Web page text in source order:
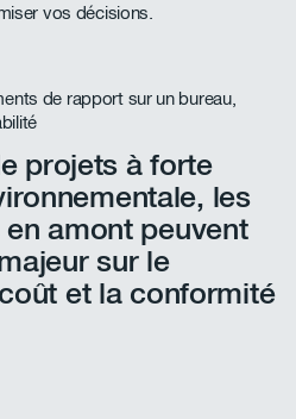
vos décisions.
projets à forte
les
amont peuvent
sur le
et la conformité